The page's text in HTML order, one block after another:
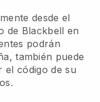
desde el
de Blackbell en
podrán
también puede
el código de su